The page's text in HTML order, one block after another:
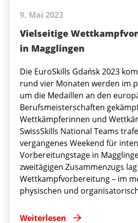
9. Mai 2023
Vielseitige
in Magglingen
Die EuroSkills Gdańsk 2023
rund vier Monaten werden im
um die Medaillen an den
Berufsmeisterschaften
Wettkämpferinnen und
SwissSkills National Teams
vergangenes Weekend für
Vorbereitungstage in
zweitägigen Zusammenzugs
Wettkampfvorbereitung – im
physischen und
Weiterlesen